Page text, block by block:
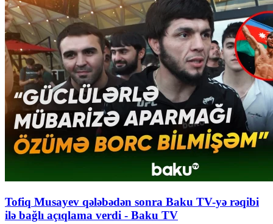
Tofiq Musayev qələbədən sonra Baku TV-yə rəqibi
ilə bağlı açıqlama verdi - Baku TV